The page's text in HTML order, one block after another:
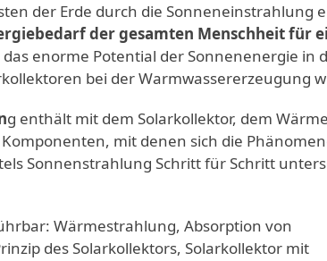
der Erde durch die Sonneneinstrahlung
der gesamten Menschheit für
enorme Potential der Sonnenenergie in
bei der Warmwassererzeugung
g enthält mit dem Solarkollektor, dem
mit denen sich die
Sonnenstrahlung Schritt für Schritt
Wärmestrahlung, Absorption von
des Solarkollektors, Solarkollektor mit